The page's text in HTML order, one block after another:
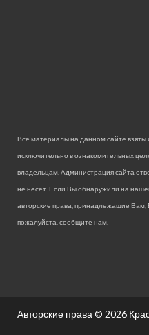
Все материалы на данном сайте взяты
исключительно в ознакомительных
владельцам. Администрация сайта
не несет. Если Вы обнаружили на
авторские права, принадлежащие
пожалуйста, сообщите нам.
Авторские права © 2026